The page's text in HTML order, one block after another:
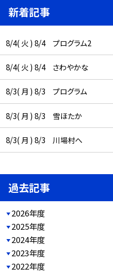
新着記事
8/4( 火 ) 8/4 プログラム2
8/4( 火 ) 8/4 さわやかな
8/3( 月 ) 8/3 プログラム
8/3( 月 ) 8/3 雪ほたか
8/3( 月 ) 8/3 川場村へ
過去記事
2026年度
2025年度
2024年度
2023年度
2022年度